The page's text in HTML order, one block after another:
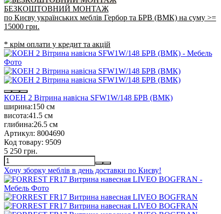
БЕЗКОШТОВНИЙ МОНТАЖ
по Києву українських меблів Гербор та БРВ (ВМК) на суму >=
15000 грн.
* крім оплати у кредит та акцій
КОЕН 2 Вітрина навісна SFW1W/148 БРВ (ВМК)
ширина:150 см
висота:41.5 см
глибина:26.5 см
Артикул: 8004690
Код товару: 9509
5 250 грн.
Хочу зборку меблів в день доставки по Києву!